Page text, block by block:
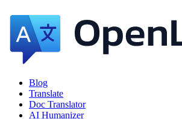
Blog
Translate
Doc Translator
AI Humanizer